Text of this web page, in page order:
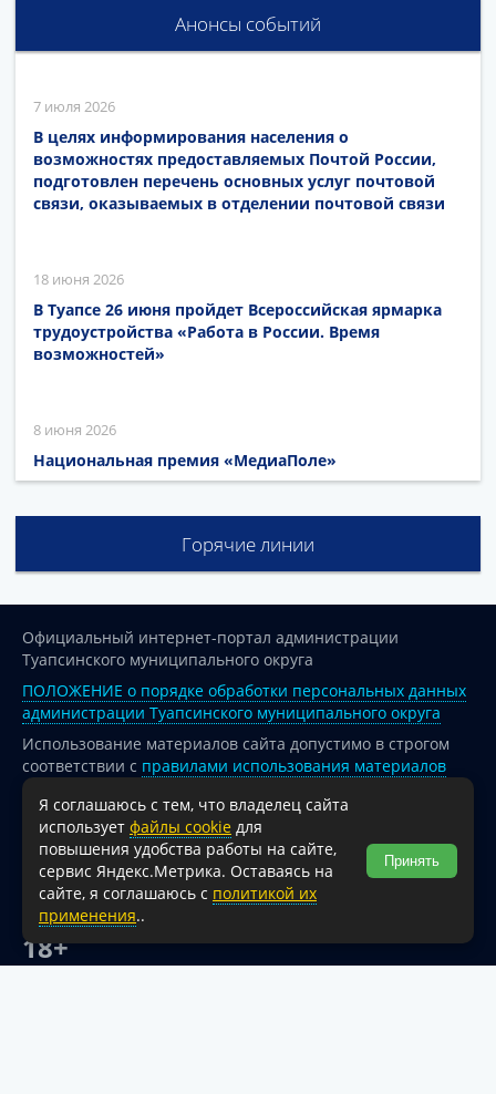
Анонсы событий
7 июля 2026
В целях информирования населения о
возможностях предоставляемых Почтой России,
подготовлен перечень основных услуг почтовой
связи, оказываемых в отделении почтовой связи
18 июня 2026
В Туапсе 26 июня пройдет Всероссийская ярмарка
трудоустройства «Работа в России. Время
возможностей»
8 июня 2026
Национальная премия «МедиаПоле»
Горячие линии
Официальный интернет-портал администрации
Туапсинского муниципального округа
ПОЛОЖЕНИЕ о порядке обработки персональных данных
администрации Туапсинского муниципального округа
Использование материалов сайта допустимо в строгом
соответствии с правилами использования материалов
опубликованных на сайте
При перепечатке и использовании информации ссылка
на источник обязательна.
Для сайтов и страниц сети Интернет обязательна
активная гиперссылка на официальный интернет-портал
администрации Туапсинского муниципального округа.
18+
Я соглашаюсь с тем, что владелец сайта
использует файлы cookie для
повышения удобства работы на сайте,
сервис Яндекс.Метрика. Оставаясь на
сайте, я соглашаюсь с политикой их
применения..
Принять